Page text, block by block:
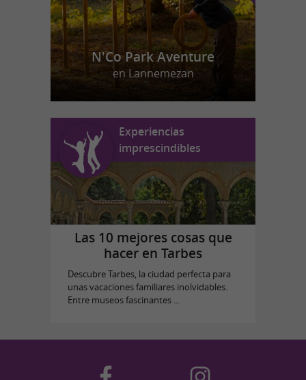
N'Co Park Aventure
en Lannemezan
Experiencias
imprescindibles
Las 10 mejores cosas que
hacer en Tarbes
Descubre Tarbes, la ciudad perfecta para
unas vacaciones familiares inolvidables.
Entre museos fascinantes ...